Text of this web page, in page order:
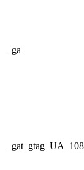
_ga